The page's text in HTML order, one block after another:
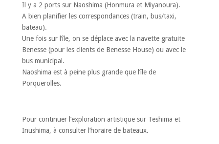
Il y a 2 ports sur Naoshima (Honmura et Miyanoura).
A bien planifier les correspondances (train, bus/taxi,
bateau).
Une fois sur l’île, on se déplace avec la navette gratuite
Benesse (pour les clients de Benesse House) ou avec le
bus municipal.
Naoshima est à peine plus grande que l’île de
Porquerolles.
Pour continuer l’exploration artistique sur Teshima et
Inushima, à consulter l’horaire de bateaux.